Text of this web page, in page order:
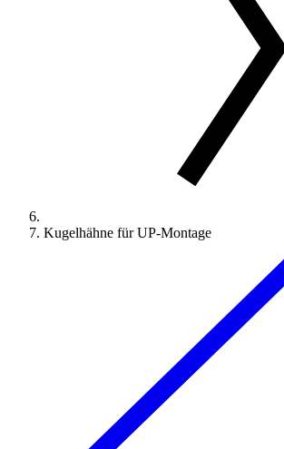
Kugelhähne für UP-Montage